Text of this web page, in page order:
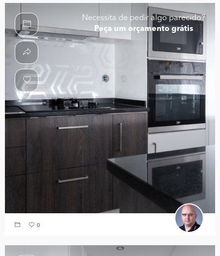
Necessita de pedir algo parecido?
Peça um orçamento grátis
0